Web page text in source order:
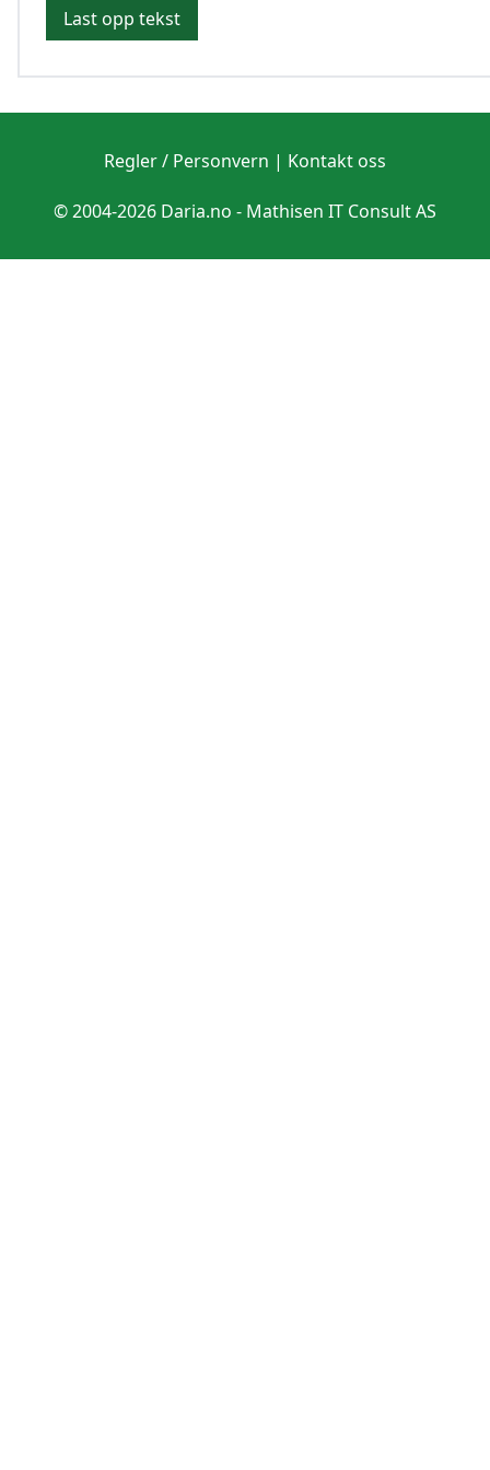
Last opp tekst
Regler / Personvern | Kontakt oss
© 2004-2026 Daria.no - Mathisen IT Consult AS